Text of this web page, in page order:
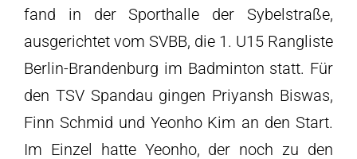
fand in der Sporthalle der Sybelstraße,
ausgerichtet vom SVBB, die 1. U15 Rangliste
Berlin-Brandenburg im Badminton statt. Für
den TSV Spandau gingen Priyansh Biswas,
Finn Schmid und Yeonho Kim an den Start.
Im Einzel hatte Yeonho, der noch zu den